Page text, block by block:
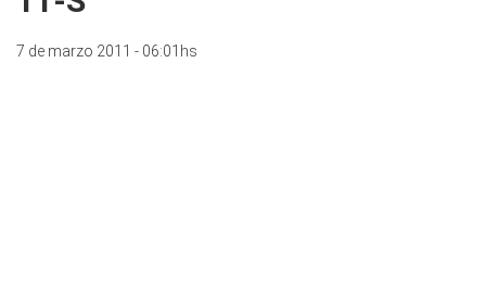
7 de marzo 2011 - 06:01hs